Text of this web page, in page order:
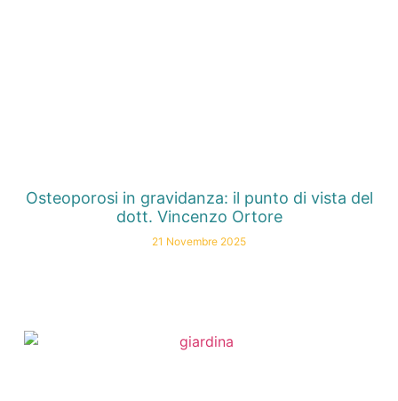
Osteoporosi in gravidanza: il punto di vista del
dott. Vincenzo Ortore
21 Novembre 2025